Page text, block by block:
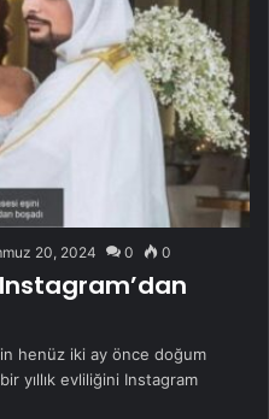
20, 2024 0 0
henüz iki ay önce doğum
yıllık evliliğini Instagram